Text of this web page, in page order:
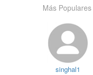
Más Populares
singhal1